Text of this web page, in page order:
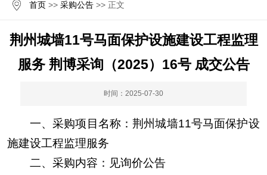
首页 >>采购公告 >> 正文
荆州城墙11号马面保护设施建设工程监理
服务 荆博采询（2025）16号 成交公告
时间：2025-07-30
一、采购项目名称：荆州城墙11号马面保护设
施建设工程监理服务
二、采购内容：见询价公告